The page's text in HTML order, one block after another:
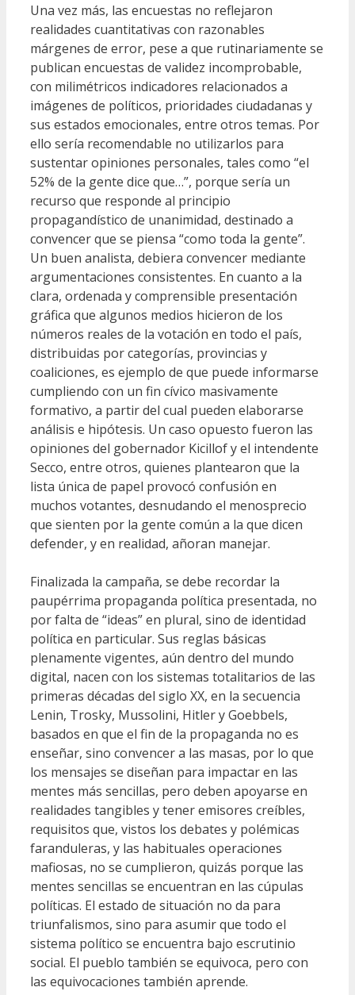
Una vez más, las encuestas no reflejaron
realidades cuantitativas con razonables
márgenes de error, pese a que rutinariamente se
publican encuestas de validez incomprobable,
con milimétricos indicadores relacionados a
imágenes de políticos, prioridades ciudadanas y
sus estados emocionales, entre otros temas. Por
ello sería recomendable no utilizarlos para
sustentar opiniones personales, tales como “el
52% de la gente dice que…”, porque sería un
recurso que responde al principio
propagandístico de unanimidad, destinado a
convencer que se piensa “como toda la gente”.
Un buen analista, debiera convencer mediante
argumentaciones consistentes. En cuanto a la
clara, ordenada y comprensible presentación
gráfica que algunos medios hicieron de los
números reales de la votación en todo el país,
distribuidas por categorías, provincias y
coaliciones, es ejemplo de que puede informarse
cumpliendo con un fin cívico masivamente
formativo, a partir del cual pueden elaborarse
análisis e hipótesis. Un caso opuesto fueron las
opiniones del gobernador Kicillof y el intendente
Secco, entre otros, quienes plantearon que la
lista única de papel provocó confusión en
muchos votantes, desnudando el menosprecio
que sienten por la gente común a la que dicen
defender, y en realidad, añoran manejar.
Finalizada la campaña, se debe recordar la
paupérrima propaganda política presentada, no
por falta de “ideas” en plural, sino de identidad
política en particular. Sus reglas básicas
plenamente vigentes, aún dentro del mundo
digital, nacen con los sistemas totalitarios de las
primeras décadas del siglo XX, en la secuencia
Lenin, Trosky, Mussolini, Hitler y Goebbels,
basados en que el fin de la propaganda no es
enseñar, sino convencer a las masas, por lo que
los mensajes se diseñan para impactar en las
mentes más sencillas, pero deben apoyarse en
realidades tangibles y tener emisores creíbles,
requisitos que, vistos los debates y polémicas
faranduleras, y las habituales operaciones
mafiosas, no se cumplieron, quizás porque las
mentes sencillas se encuentran en las cúpulas
políticas. El estado de situación no da para
triunfalismos, sino para asumir que todo el
sistema político se encuentra bajo escrutinio
social. El pueblo también se equivoca, pero con
las equivocaciones también aprende.